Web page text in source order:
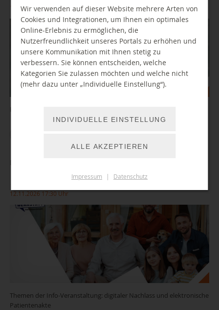
10.11.2026 10:00 Uhr
Ein Angebot der Nachrichtenwerkstatt Chemnitz.
12.11.2026 17:30 Uhr
Themen der Info-Veranstaltung: digitaler Nachlass und elektronische
Patientenakte
Wir verwenden auf dieser Website mehrere Arten von
Cookies und Integrationen, um Ihnen ein optimales
Online-Erlebnis zu ermöglichen, die
Nutzerfreundlichkeit unseres Portals zu erhöhen und
unsere Kommunikation mit Ihnen stetig zu
verbessern. Sie können entscheiden, welche
Kategorien Sie zulassen möchten und welche nicht
(mehr dazu unter „Individuelle Einstellung“).
INDIVIDUELLE EINSTELLUNG
ALLE AKZEPTIEREN
Impressum | Datenschutz